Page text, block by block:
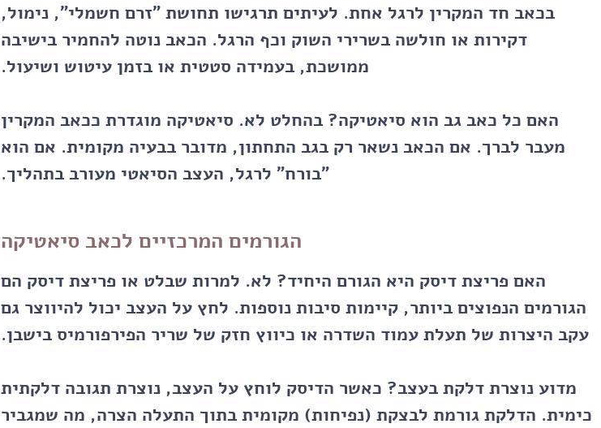
בכאב חד המקרין לרגל אחת. לעיתים תרגישו תחושת "זרם חשמלי", נימול,
דקירות או חולשה בשרירי השוק וכף הרגל. הכאב נוטה להחמיר בישיבה
ממושכת, בעמידה סטטית או בזמן עיטוש ושיעול.
האם כל כאב גב הוא סיאטיקה? בהחלט לא. סיאטיקה מוגדרת ככאב המקרין
מעבר לברך. אם הכאב נשאר רק בגב התחתון, מדובר בבעיה מקומית. אם הוא
"בורח" לרגל, העצב הסיאטי מעורב בתהליך.
הגורמים המרכזיים לכאב סיאטיקה
האם פריצת דיסק היא הגורם היחיד? לא. למרות שבלט או פריצת דיסק הם
הגורמים הנפוצים ביותר, קיימות סיבות נוספות. לחץ על העצב יכול להיווצר גם
עקב היצרות של תעלת עמוד השדרה או כיווץ חזק של שריר הפירפורמיס בישבן.
מדוע נוצרת דלקת בעצב? כאשר הדיסק לוחץ על העצב, נוצרת תגובה דלקתית
כימית. הדלקת גורמת לבצקת (נפיחות) מקומית בתוך התעלה הצרה, מה שמגביר